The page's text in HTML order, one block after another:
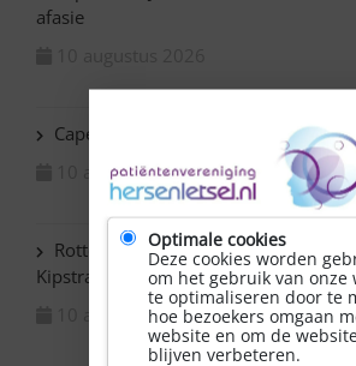
afasie
Capelle ad IJssel Beemsterhoek –
10 augustus 2026
Rotterdam Centrum – NAH
Kipstraat
10 augustus 2026
Optimale cookies
Deze cookies worden
om het gebruik van onze
te optimaliseren door te
hoe bezoekers omgaan
website en om de
blijven verbeteren.